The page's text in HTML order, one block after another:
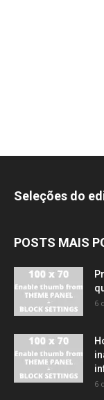
Seleções do
POSTS MAIS
6
6